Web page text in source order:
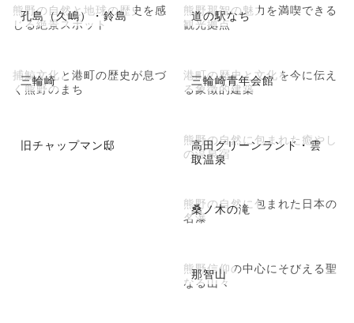
孔島（久嶋）・鈴島
熊野の自然と地球の歴史を感
じる絶景スポット
道の駅なち
熊野那智の魅力を満喫できる
観光拠点
三輪崎
捕鯨文化と港町の歴史が息づ
く熊野のまち
三輪崎青年会館
港町の歴史と文化を今に伝え
る象徴的建築
旧チャップマン邸
高田グリーンランド・雲
取温泉
熊野の自然に包まれた癒やし
の温泉宿
桑ノ木の滝
熊野の自然に包まれた日本の
名瀑
那智山
熊野信仰の中心にそびえる聖
なる山々